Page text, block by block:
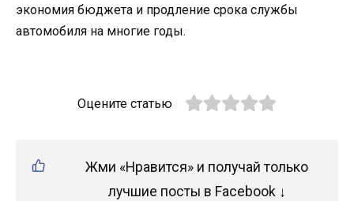
экономия бюджета и продление срока службы
автомобиля на многие годы.
Оцените статью
Жми «Нравится» и получай только
лучшие посты в Facebook ↓